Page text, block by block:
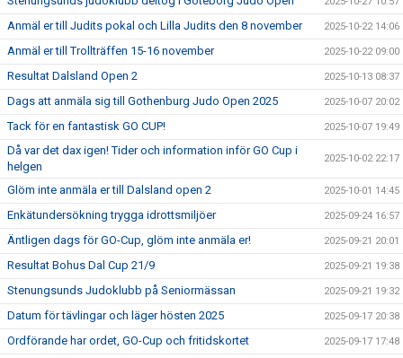
Anmäl er till Judits pokal och Lilla Judits den 8 november 2025-10-22 14:06
Anmäl er till Trollträffen 15-16 november 2025-10-22 09:00
Resultat Dalsland Open 2 2025-10-13 08:37
Dags att anmäla sig till Gothenburg Judo Open 2025 2025-10-07 20:02
Tack för en fantastisk GO CUP! 2025-10-07 19:49
Då var det dax igen! Tider och information inför GO Cup i
helgen
2025-10-02 22:17
Glöm inte anmäla er till Dalsland open 2 2025-10-01 14:45
Enkätundersökning trygga idrottsmiljöer 2025-09-24 16:57
Äntligen dags för GO-Cup, glöm inte anmäla er! 2025-09-21 20:01
Resultat Bohus Dal Cup 21/9 2025-09-21 19:38
Stenungsunds Judoklubb på Seniormässan 2025-09-21 19:32
Datum för tävlingar och läger hösten 2025 2025-09-17 20:38
Ordförande har ordet, GO-Cup och fritidskortet 2025-09-17 17:48